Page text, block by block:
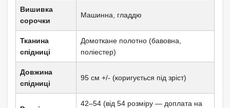
Вишивка
сорочки
Машинна, гладдю
Тканина
спідниці
Домоткане полотно (бавовна,
поліестер)
Довжина
спідниці
95 см +/- (коригується під зріст)
42–54 (від 54 розміру — доплата на